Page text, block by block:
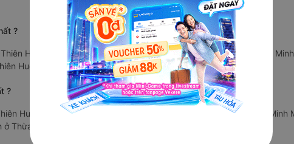
?
Huế xuất phát vào lúc 17:45 là của hãng xe Minh Mập. Nhà xe
Huế sau 11.9 giờ.
?
Huế xuất phát vào lúc 18:31 là của hãng xe Minh Mập. Nhà xe
Thừa Thiên Huế sau 11.9 giờ.